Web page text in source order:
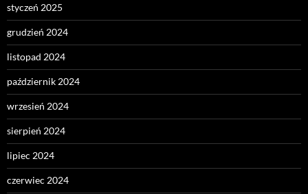
styczeń 2025
grudzień 2024
listopad 2024
październik 2024
wrzesień 2024
sierpień 2024
lipiec 2024
czerwiec 2024